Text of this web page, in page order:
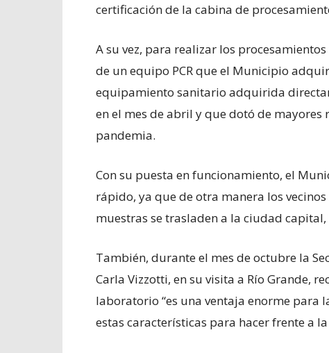
certificación de la cabina de
A su vez, para realizar los
de un equipo PCR que el Municipio
equipamiento sanitario adquirida
en el mes de abril y que dotó de
pandemia.
Con su puesta en funcionamiento, el
rápido, ya que de otra manera los
muestras se trasladen a la ciudad
También, durante el mes de octubre la
Carla Vizzotti, en su visita a Río Grande,
laboratorio “es una ventaja enorme
estas características para hacer frente a